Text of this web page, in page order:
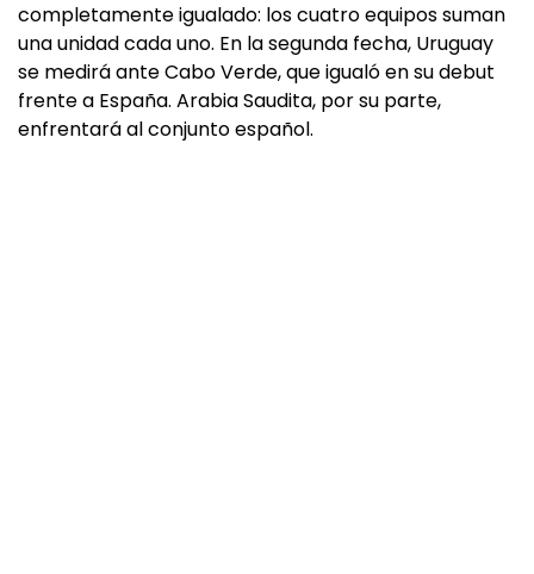
completamente igualado: los cuatro equipos suman
una unidad cada uno. En la segunda fecha, Uruguay
se medirá ante Cabo Verde, que igualó en su debut
frente a España. Arabia Saudita, por su parte,
enfrentará al conjunto español.